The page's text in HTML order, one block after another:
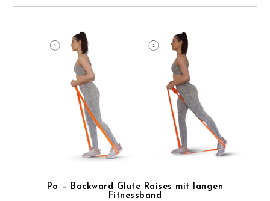
Po – Backward Glute Raises mit langen
Fitnessband